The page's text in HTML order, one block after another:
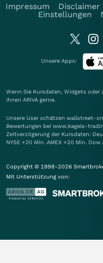
Impressum
Disclaimer
Einstellungen
Unsere Apps:
Wenn Sie Kursdaten, Widgets
Ihnen ARIVA gerne.
Unsere User schätzen wallstreet-
Bewertungen bei www.kagels-
Zeitverzögerung der Kursdaten:
NYSE +20 Min. AMEX +20 Min.
Copyright © 1998-2026
Mit Unterstützung von: